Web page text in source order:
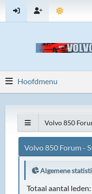
Hoofdmenu
Volvo 850
Volvo 850 Forum -
Algemene
Totaal aantal leden: